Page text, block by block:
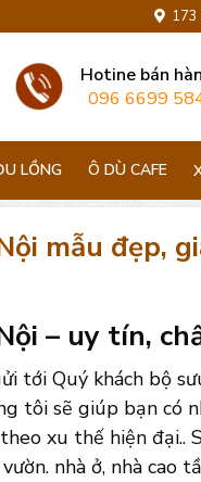
173
Hotine bán
096 6699
LỒNG Ô DÙ CAFE
mẫu đẹp,
– uy tín,
tới Quý khách bộ
tôi sẽ giúp bạn có
xu thế hiện đại..
nhà ở, nhà cao